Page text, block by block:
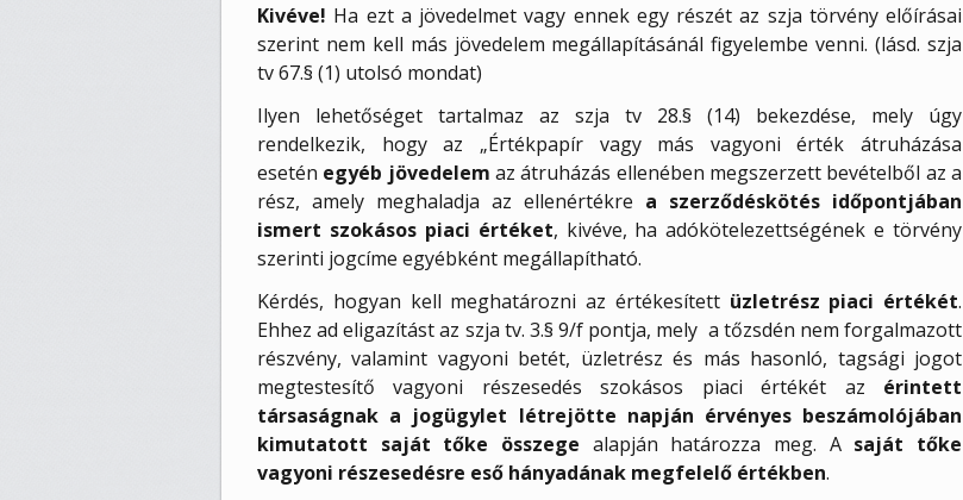
Kivéve! Ha ezt a jövedelmet vagy ennek egy részét az szja törvény előírásai
szerint nem kell más jövedelem megállapításánál figyelembe venni. (lásd. szja
tv 67.§ (1) utolsó mondat)
Ilyen lehetőséget tartalmaz az szja tv 28.§ (14) bekezdése, mely úgy
rendelkezik, hogy az „Értékpapír vagy más vagyoni érték átruházása
esetén egyéb jövedelem az átruházás ellenében megszerzett bevételből az a
rész, amely meghaladja az ellenértékre a szerződéskötés időpontjában
ismert szokásos piaci értéket, kivéve, ha adókötelezettségének e törvény
szerinti jogcíme egyébként megállapítható.
Kérdés, hogyan kell meghatározni az értékesített üzletrész piaci értékét.
Ehhez ad eligazítást az szja tv. 3.§ 9/f pontja, mely a tőzsdén nem forgalmazott
részvény, valamint vagyoni betét, üzletrész és más hasonló, tagsági jogot
megtestesítő vagyoni részesedés szokásos piaci értékét az érintett
társaságnak a jogügylet létrejötte napján érvényes beszámolójában
kimutatott saját tőke összege alapján határozza meg. A saját tőke
vagyoni részesedésre eső hányadának megfelelő értékben.